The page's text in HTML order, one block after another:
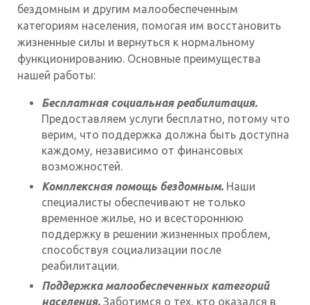
бездомным и другим малообеспеченным
категориям населения, помогая им восстановить
жизненные силы и вернуться к нормальному
функционированию. Основные преимущества
нашей работы:
Бесплатная социальная реабилитация.
Предоставляем услуги бесплатно, потому что
верим, что поддержка должна быть доступна
каждому, независимо от финансовых
возможностей.
Комплексная помощь бездомным. Наши
специалисты обеспечивают не только
временное жилье, но и всестороннюю
поддержку в решении жизненных проблем,
способствуя социализации после
реабилитации.
Поддержка малообеспеченных категорий
населения. Заботимся о тех, кто оказался в